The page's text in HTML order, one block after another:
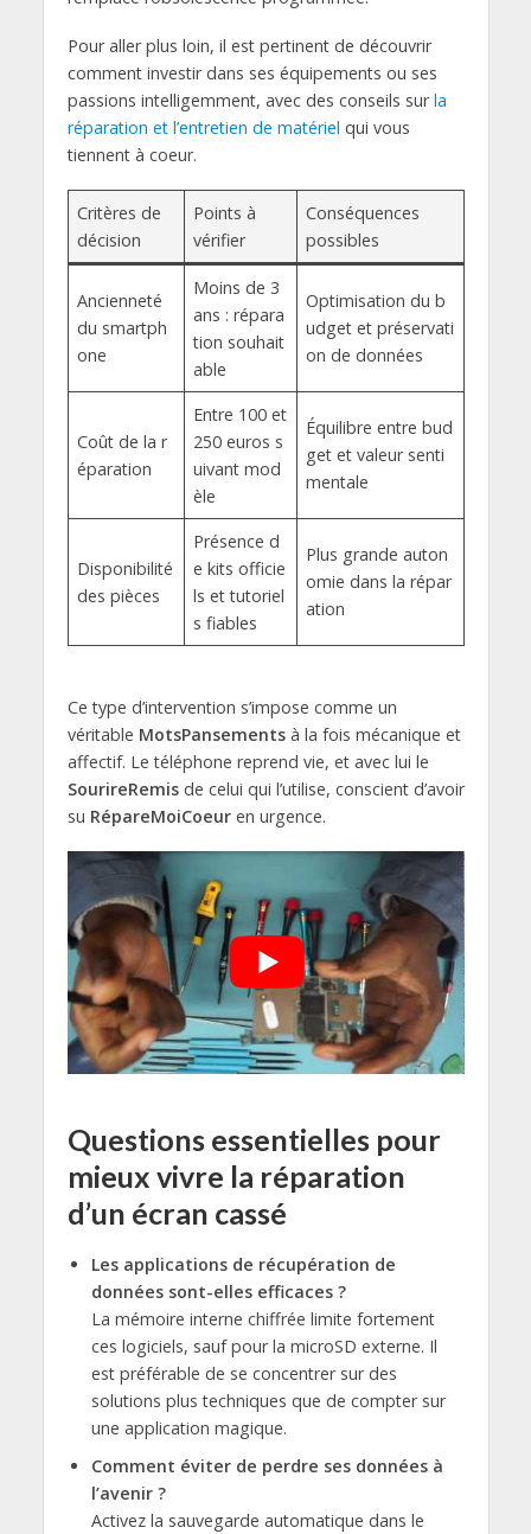
Pour aller plus loin, il est pertinent de découvrir
comment investir dans ses équipements ou ses
passions intelligemment, avec des conseils surla
réparation et l’entretien de matériel qui vous
tiennent à coeur.
Critères de
décision
Points à
vérifier
Conséquences
possibles
Ancienneté
du smartph
one
Moins de 3
ans : répara
tion souhait
able
Optimisation du b
udget et préservati
on de données
Coût de la r
éparation
Entre 100 et
250 euros s
uivant mod
èle
Équilibre entre bud
get et valeur senti
mentale
Disponibilité
des pièces
Présence d
e kits officie
ls et tutoriel
s fiables
Plus grande auton
omie dans la répar
ation
Ce type d’intervention s’impose comme un
véritable MotsPansementsà la fois mécanique et
affectif. Le téléphone reprend vie, et avec lui le
SourireRemisde celui qui l’utilise, conscient d’avoir
su RépareMoiCoeuren urgence.
Questions essentielles pour
mieux vivre la réparation
d’un écran cassé
Les applications de récupération de
données sont-elles efficaces ?
La mémoire interne chiffrée limite fortement
ces logiciels, sauf pour la microSD externe. Il
est préférable de se concentrer sur des
solutions plus techniques que de compter sur
une application magique.
Comment éviter de perdre ses données à
l’avenir ?
Activez la sauvegarde automatique dans le